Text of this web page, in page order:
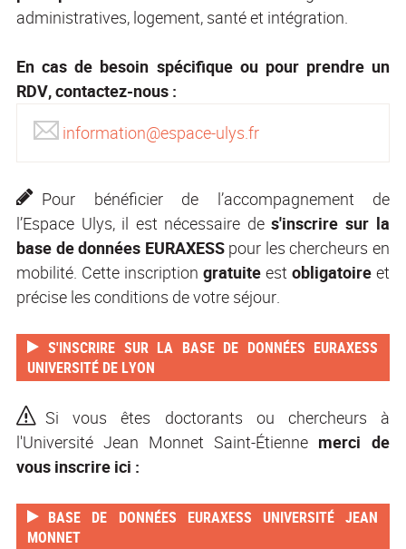
administratives, logement, santé et intégration.
En cas de besoin spécifique ou pour prendre un
RDV, contactez-nous :
information@espace-ulys.fr
Pour bénéficier de l’accompagnement de
l’Espace Ulys, il est nécessaire de s'inscrire sur la
base de données EURAXESS pour les chercheurs en
mobilité. Cette inscription gratuite est obligatoire et
précise les conditions de votre séjour.
S'INSCRIRE SUR LA BASE DE DONNÉES EURAXESS
UNIVERSITÉ DE LYON
Si vous êtes doctorants ou chercheurs à
l'Université Jean Monnet Saint-Étienne merci de
vous inscrire ici :
BASE DE DONNÉES EURAXESS UNIVERSITÉ JEAN
MONNET